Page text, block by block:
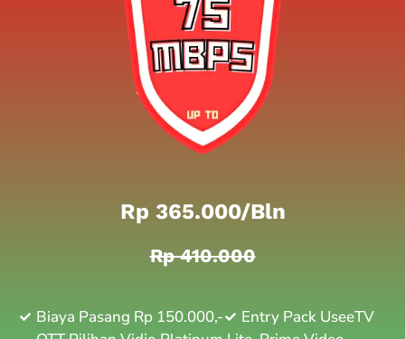
Rp 365.000/bln
Rp 410.000
Biaya Pasang Rp 150.000,-
Entry Pack UseeTV